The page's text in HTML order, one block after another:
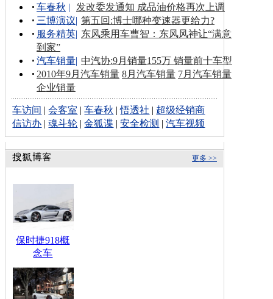
车春秋 |
发改委发通知 成品油价格再次上调
三博演议| 第五回:博士哪种变速器更给力?
服务精英| 东风乘用车曹智：东风风神让“满意
到家”
汽车销量| 中汽协:9月销量155万 销量前十车型
2010年9月汽车销量 8月汽车销量 7月汽车销量
企业销量
车访间 |会客室 |车春秋 |悟透社 | 超级经销商
信访办 |魂斗轮 |金狐谍 |安全检测 |汽车视频
更多 >>
保时捷918概
念车